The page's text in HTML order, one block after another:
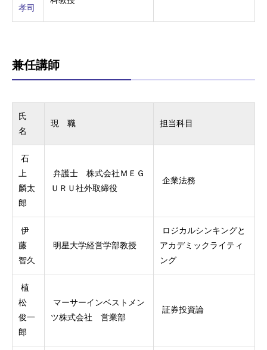
孝司
兼任講師
氏
名
現 職 担当科目
石
上
麟太
郎
弁護士 株式会社ＭＥＧ
ＵＲＵ社外取締役
企業法務
伊
藤
智久
明星大学経営学部教授
ロジカルシンキングと
アカデミックライティ
ング
植
松
俊一
郎
マーサーインベストメン
ツ株式会社 営業部
証券投資論